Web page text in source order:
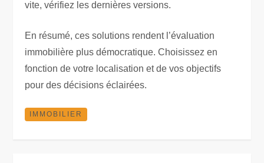
vite, vérifiez les dernières versions.
En résumé, ces solutions rendent l’évaluation
immobilière plus démocratique. Choisissez en
fonction de votre localisation et de vos objectifs
pour des décisions éclairées.
IMMOBILIER